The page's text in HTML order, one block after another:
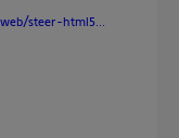
steer-html5...